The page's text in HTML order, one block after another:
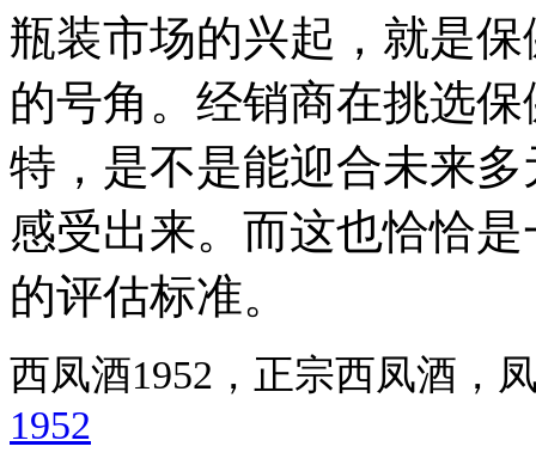
瓶装市场的兴起，就是
的号角。经销商在挑选
特，是不是能迎合未来
感受出来。而这也恰恰
的评估标准。
西凤酒1952，正宗西凤酒
1952